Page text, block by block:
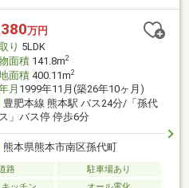
万円
り 5LDK
面積141.8m2
面積400.11m2
月 1999年11月(築26年10ヶ月)
豊肥本線 熊本駅 バス24分/「孫代
」バス停 停歩6分
熊本県熊本市南区孫代町
路
駐車場あり